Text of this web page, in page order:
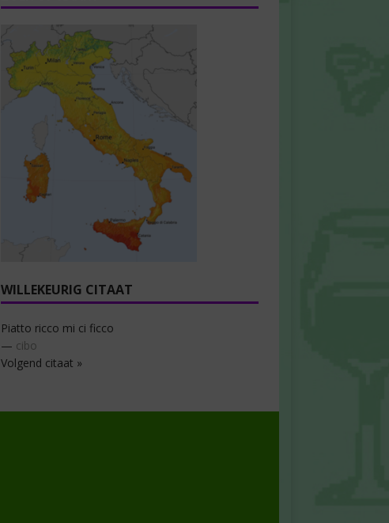
WILLEKEURIG CITAAT
Piatto ricco mi ci ficco
— cibo
Volgend citaat »